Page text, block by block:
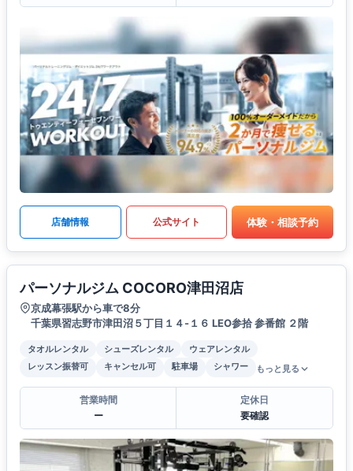
店舗情報 公式サイト 体験・相談予約
パーソナルジム COCORO津田沼店
京成幕張駅から車で8分
千葉県習志野市津田沼５丁目１４-１６ LEO参拾 参番館 ２階
タオルレンタル シューズレンタル
ウェアレンタル
レッスン振替可
キャンセル可 駐車場 シャワー もっと見る
営業時間
ー
定休日
要確認